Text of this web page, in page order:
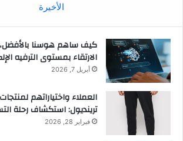
الأخيرة
كيف ساهم هوسنا
الارتقاء بمستوى الترفيه
أبريل 7, 2026
العملاء واختياراتهم
ترينديول: استكشاف رحلة
فبراير 28, 2026